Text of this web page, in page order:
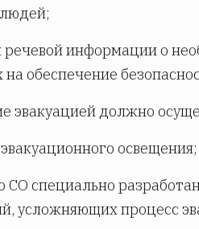
информации о
обеспечение
эвакуацией должно
освещения;
СО специально
усложняющих процесс